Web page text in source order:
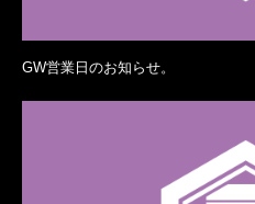
GW営業日のお知らせ。